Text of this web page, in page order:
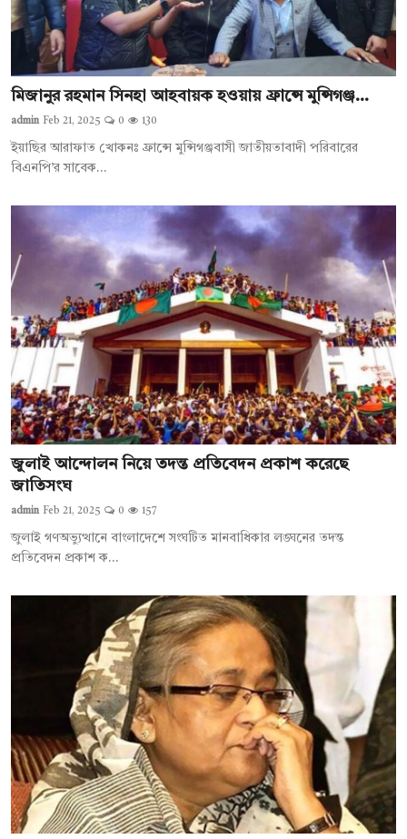
মিজানুর রহমান সিনহা আহবায়ক হওয়ায় ফ্রান্সে মুন্সিগঞ্জ...
admin Feb 21, 2025 0 130
ইয়াছির আরাফাত খোকনঃ ফ্রান্সে মুন্সিগঞ্জবাসী জাতীয়তাবাদী পরিবারের
বিএনপি’র সাবেক...
জুলাই আন্দোলন নিয়ে তদন্ত প্রতিবেদন প্রকাশ করেছে
জাতিসংঘ
admin Feb 21, 2025 0 157
জুলাই গণঅভ্যুত্থানে বাংলাদেশে সংঘটিত মানবাধিকার লঙ্ঘনের তদন্ত
প্রতিবেদন প্রকাশ ক...